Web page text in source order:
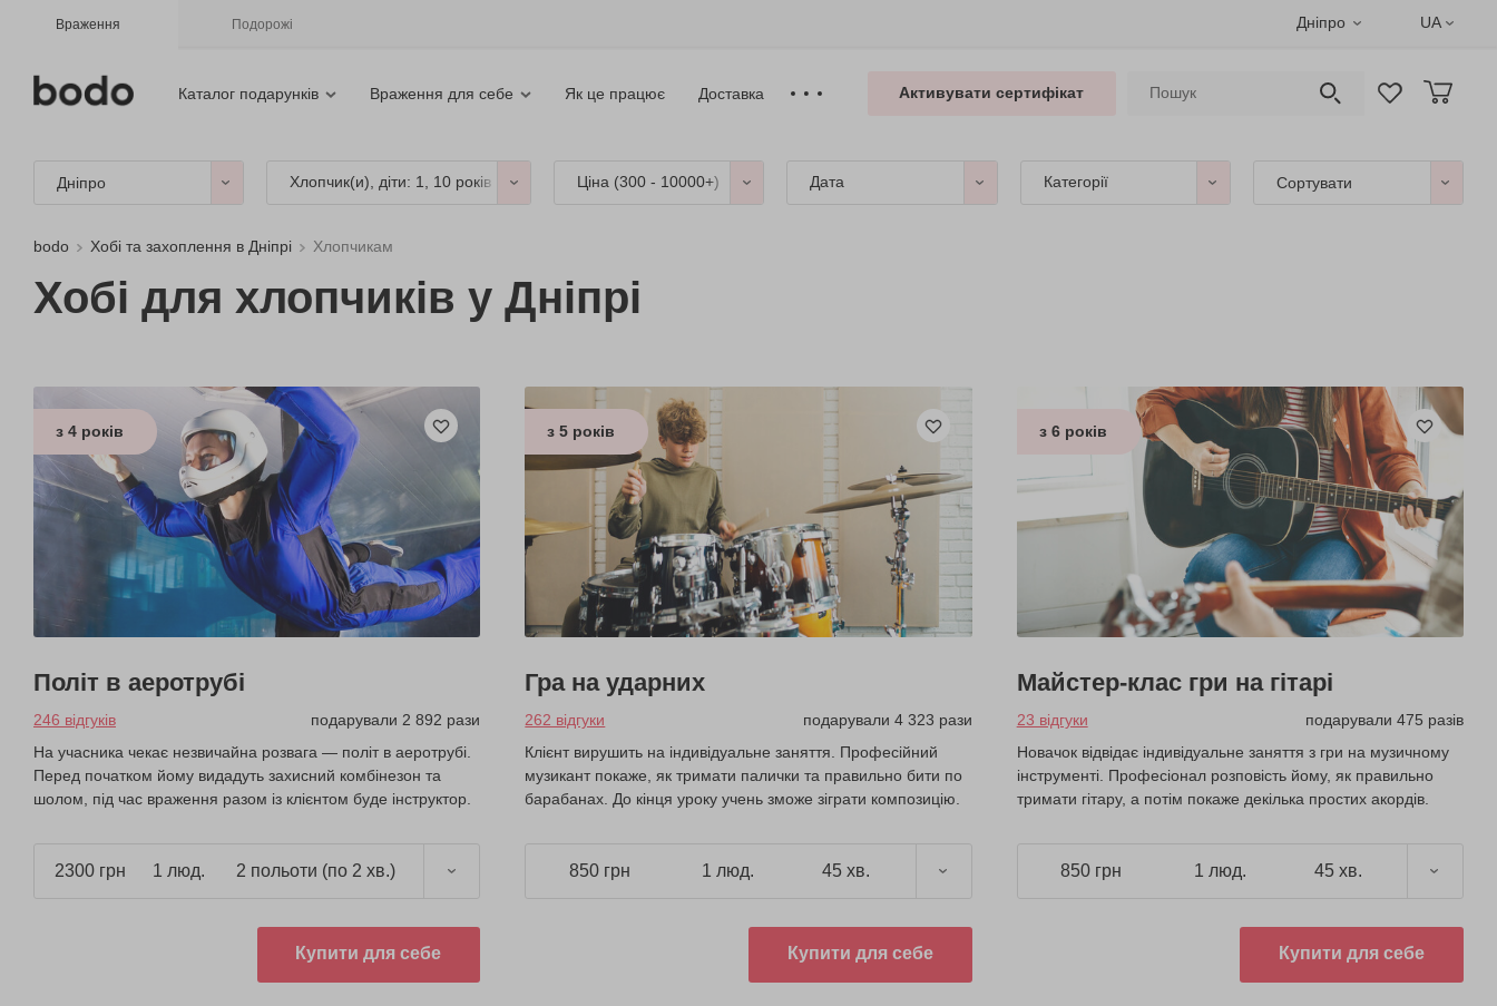
Враження Подорожі Дніпро UA
Каталог подарунків Враження для себе Як це працює Доставка Активувати сертифікат
Дніпро Хлопчик(и), діти: 1, 10 років Ціна (300 - 10000+) Дата Категорії Сортувати
bodo Хобі та захоплення в Дніпрі Хлопчикам
Хобі для хлопчиків у Дніпрі
з 4 років
Політ в аеротрубі
246 відгуків
подарували 2 892 рази
На учасника чекає незвичайна розвага — політ в аеротрубі.
Перед початком йому видадуть захисний комбінезон та
шолом, під час враження разом із клієнтом буде інструктор.
2300 грн 1 люд. 2 польоти (по 2 хв.)
Купити для себе
з 5 років
Гра на ударних
262 відгуки
подарували 4 323 рази
Клієнт вирушить на індивідуальне заняття. Професійний
музикант покаже, як тримати палички та правильно бити по
барабанах. До кінця уроку учень зможе зіграти композицію.
850 грн 1 люд. 45 хв.
Купити для себе
з 6 років
Майстер-клас гри на гітарі
23 відгуки
подарували 475 разів
Новачок відвідає індивідуальне заняття з гри на музичному
інструменті. Професіонал розповість йому, як правильно
тримати гітару, а потім покаже декілька простих акордів.
850 грн 1 люд. 45 хв.
Купити для себе